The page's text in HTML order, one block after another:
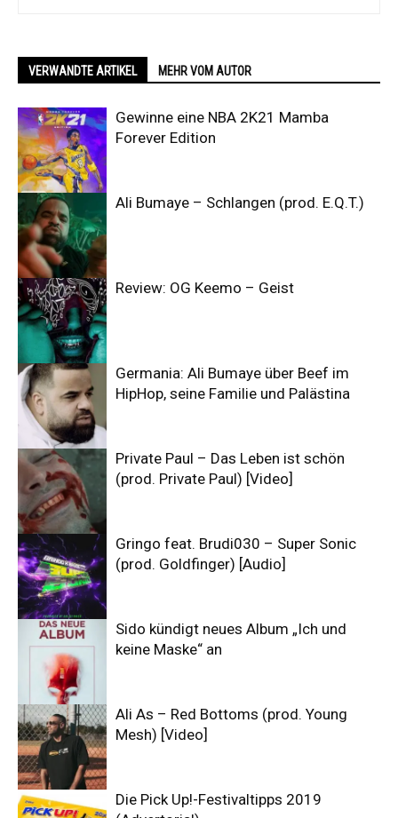
VERWANDTE ARTIKEL MEHR VOM AUTOR
Gewinne eine NBA 2K21 Mamba
Forever Edition
Ali Bumaye – Schlangen (prod. E.Q.T.)
Review: OG Keemo – Geist
Germania: Ali Bumaye über Beef im
HipHop, seine Familie und Palästina
Private Paul – Das Leben ist schön
(prod. Private Paul) [Video]
Gringo feat. Brudi030 – Super Sonic
(prod. Goldfinger) [Audio]
Sido kündigt neues Album „Ich und
keine Maske“ an
Ali As – Red Bottoms (prod. Young
Mesh) [Video]
Die Pick Up!-Festivaltipps 2019